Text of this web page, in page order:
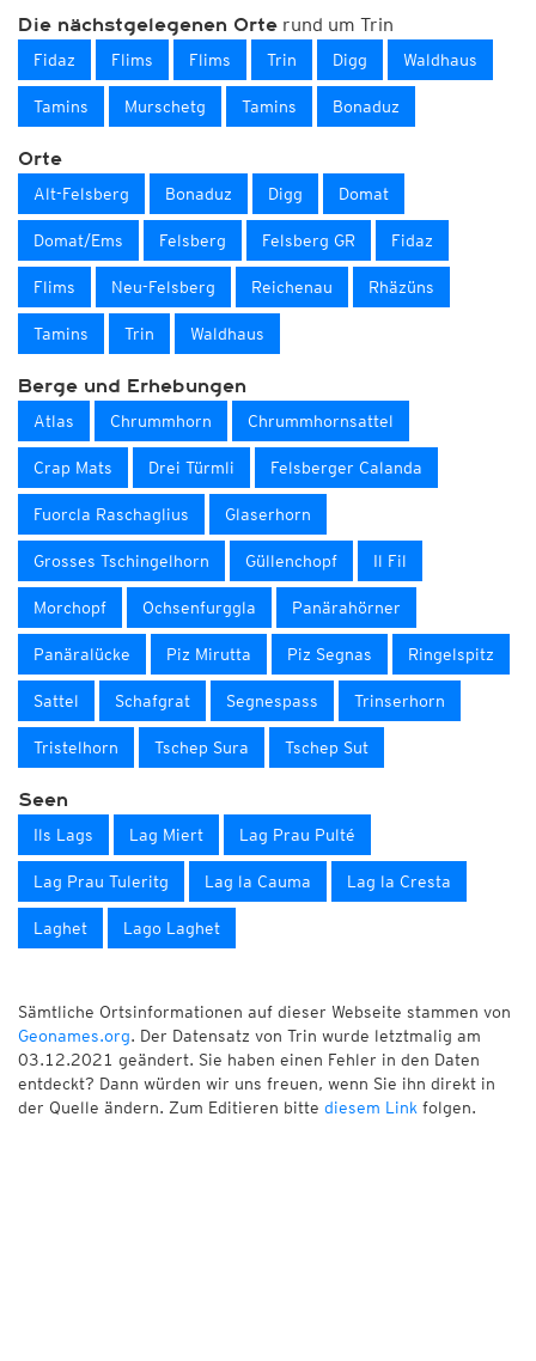
Die nächstgelegenen Orte rund um Trin
Fidaz Flims Flims Trin Digg Waldhaus
Tamins Murschetg Tamins Bonaduz
Orte
Alt-Felsberg Bonaduz Digg Domat
Domat/Ems Felsberg Felsberg GR Fidaz
Flims Neu-Felsberg Reichenau Rhäzüns
Tamins Trin Waldhaus
Berge und Erhebungen
Atlas Chrummhorn Chrummhornsattel
Crap Mats Drei Türmli Felsberger Calanda
Fuorcla Raschaglius Glaserhorn
Grosses Tschingelhorn Güllenchopf Il Fil
Morchopf Ochsenfurggla Panärahörner
Panäralücke Piz Mirutta Piz Segnas Ringelspitz
Sattel Schafgrat Segnespass Trinserhorn
Tristelhorn Tschep Sura Tschep Sut
Seen
Ils Lags Lag Miert Lag Prau Pulté
Lag Prau Tuleritg Lag la Cauma Lag la Cresta
Laghet Lago Laghet
Sämtliche Ortsinformationen auf dieser Webseite stammen von
Geonames.org. Der Datensatz von Trin wurde letztmalig am
03.12.2021 geändert. Sie haben einen Fehler in den Daten
entdeckt? Dann würden wir uns freuen, wenn Sie ihn direkt in
der Quelle ändern. Zum Editieren bitte diesem Link folgen.